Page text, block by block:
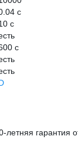
с
с
с
гарантия